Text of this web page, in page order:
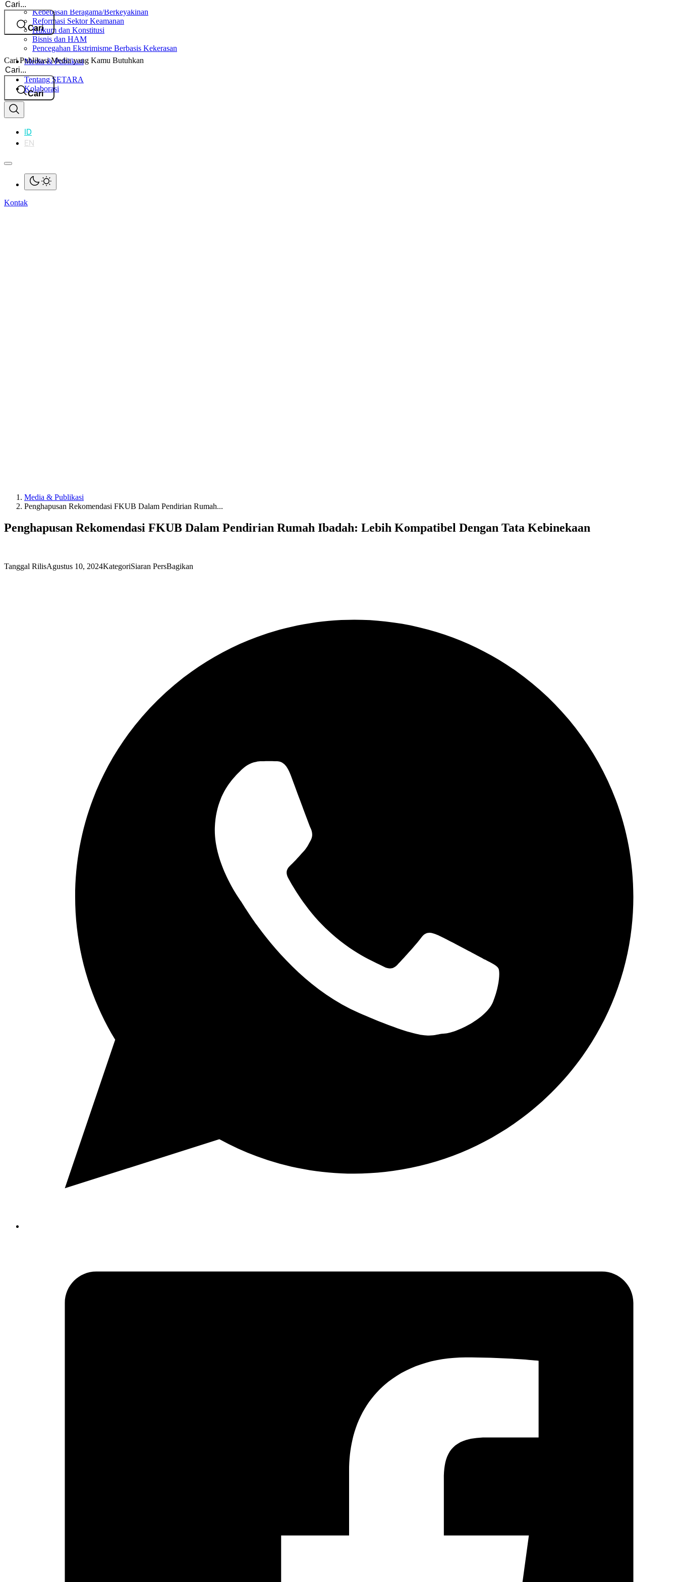
Kebebasan Beragama/Berkeyakinan
Reformasi Sektor Keamanan
Hukum dan Konstitusi
Bisnis dan HAM
Pencegahan Ekstrimisme Berbasis Kekerasan
Media & Publikasi
Dampak
Tentang SETARA
Kolaborasi
ID
EN
Kontak
Cari Publikasi Media yang Kamu Butuhkan
Cari
Cari
Cari
Cari
Media & Publikasi
Penghapusan Rekomendasi FKUB Dalam Pendirian Rumah...
Penghapusan Rekomendasi FKUB Dalam Pendirian Rumah Ibadah: Lebih Kompatibel Dengan Tata Kebinekaan
Tanggal RilisAgustus 10, 2024KategoriSiaran PersBagikan